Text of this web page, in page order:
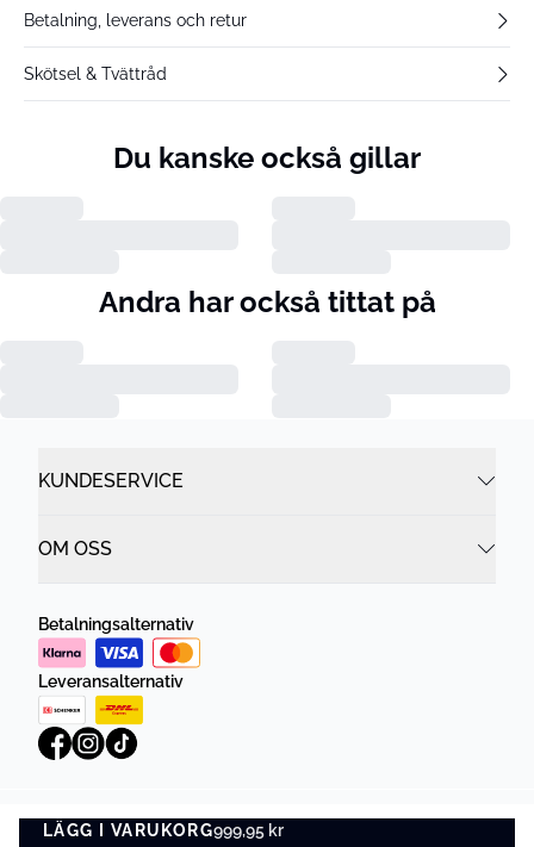
LÄGG I VARUKORG999,95 kr
Betalning, leverans och retur
Skötsel & Tvättråd
Du kanske också gillar
Andra har också tittat på
KUNDESERVICE
OM OSS
Betalningsalternativ
Leveransalternativ
Integritetspolicy